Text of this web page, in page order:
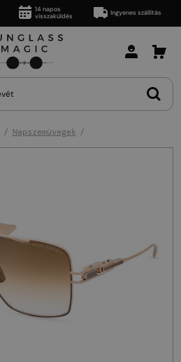
14 napos
visszaküldés
Ingyenes szállítás
Napszemüvegek